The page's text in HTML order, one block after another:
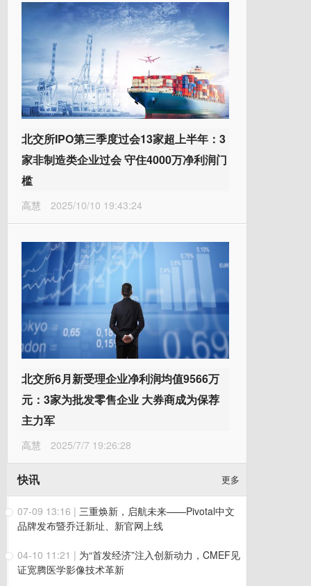
北交所IPO第三季度过会13家超上半年：3
家非制造类企业过会 守住4000万净利润门
槛
高慧 2025/10/10 19:43:24
北交所6月新受理企业净利润均值9566万
元：3家为批发零售企业 大券商成为保荐
主力军
高慧 2025/7/7 19:26:28
快讯 更多
07-09 13:16 | 三重焕新，启航未来——Pivotal中文
品牌发布暨乔迁新址、新官网上线
04-10 11:21 | 为“首发经济”注入创新动力，CMEF见
证宽腾医学影像技术革新